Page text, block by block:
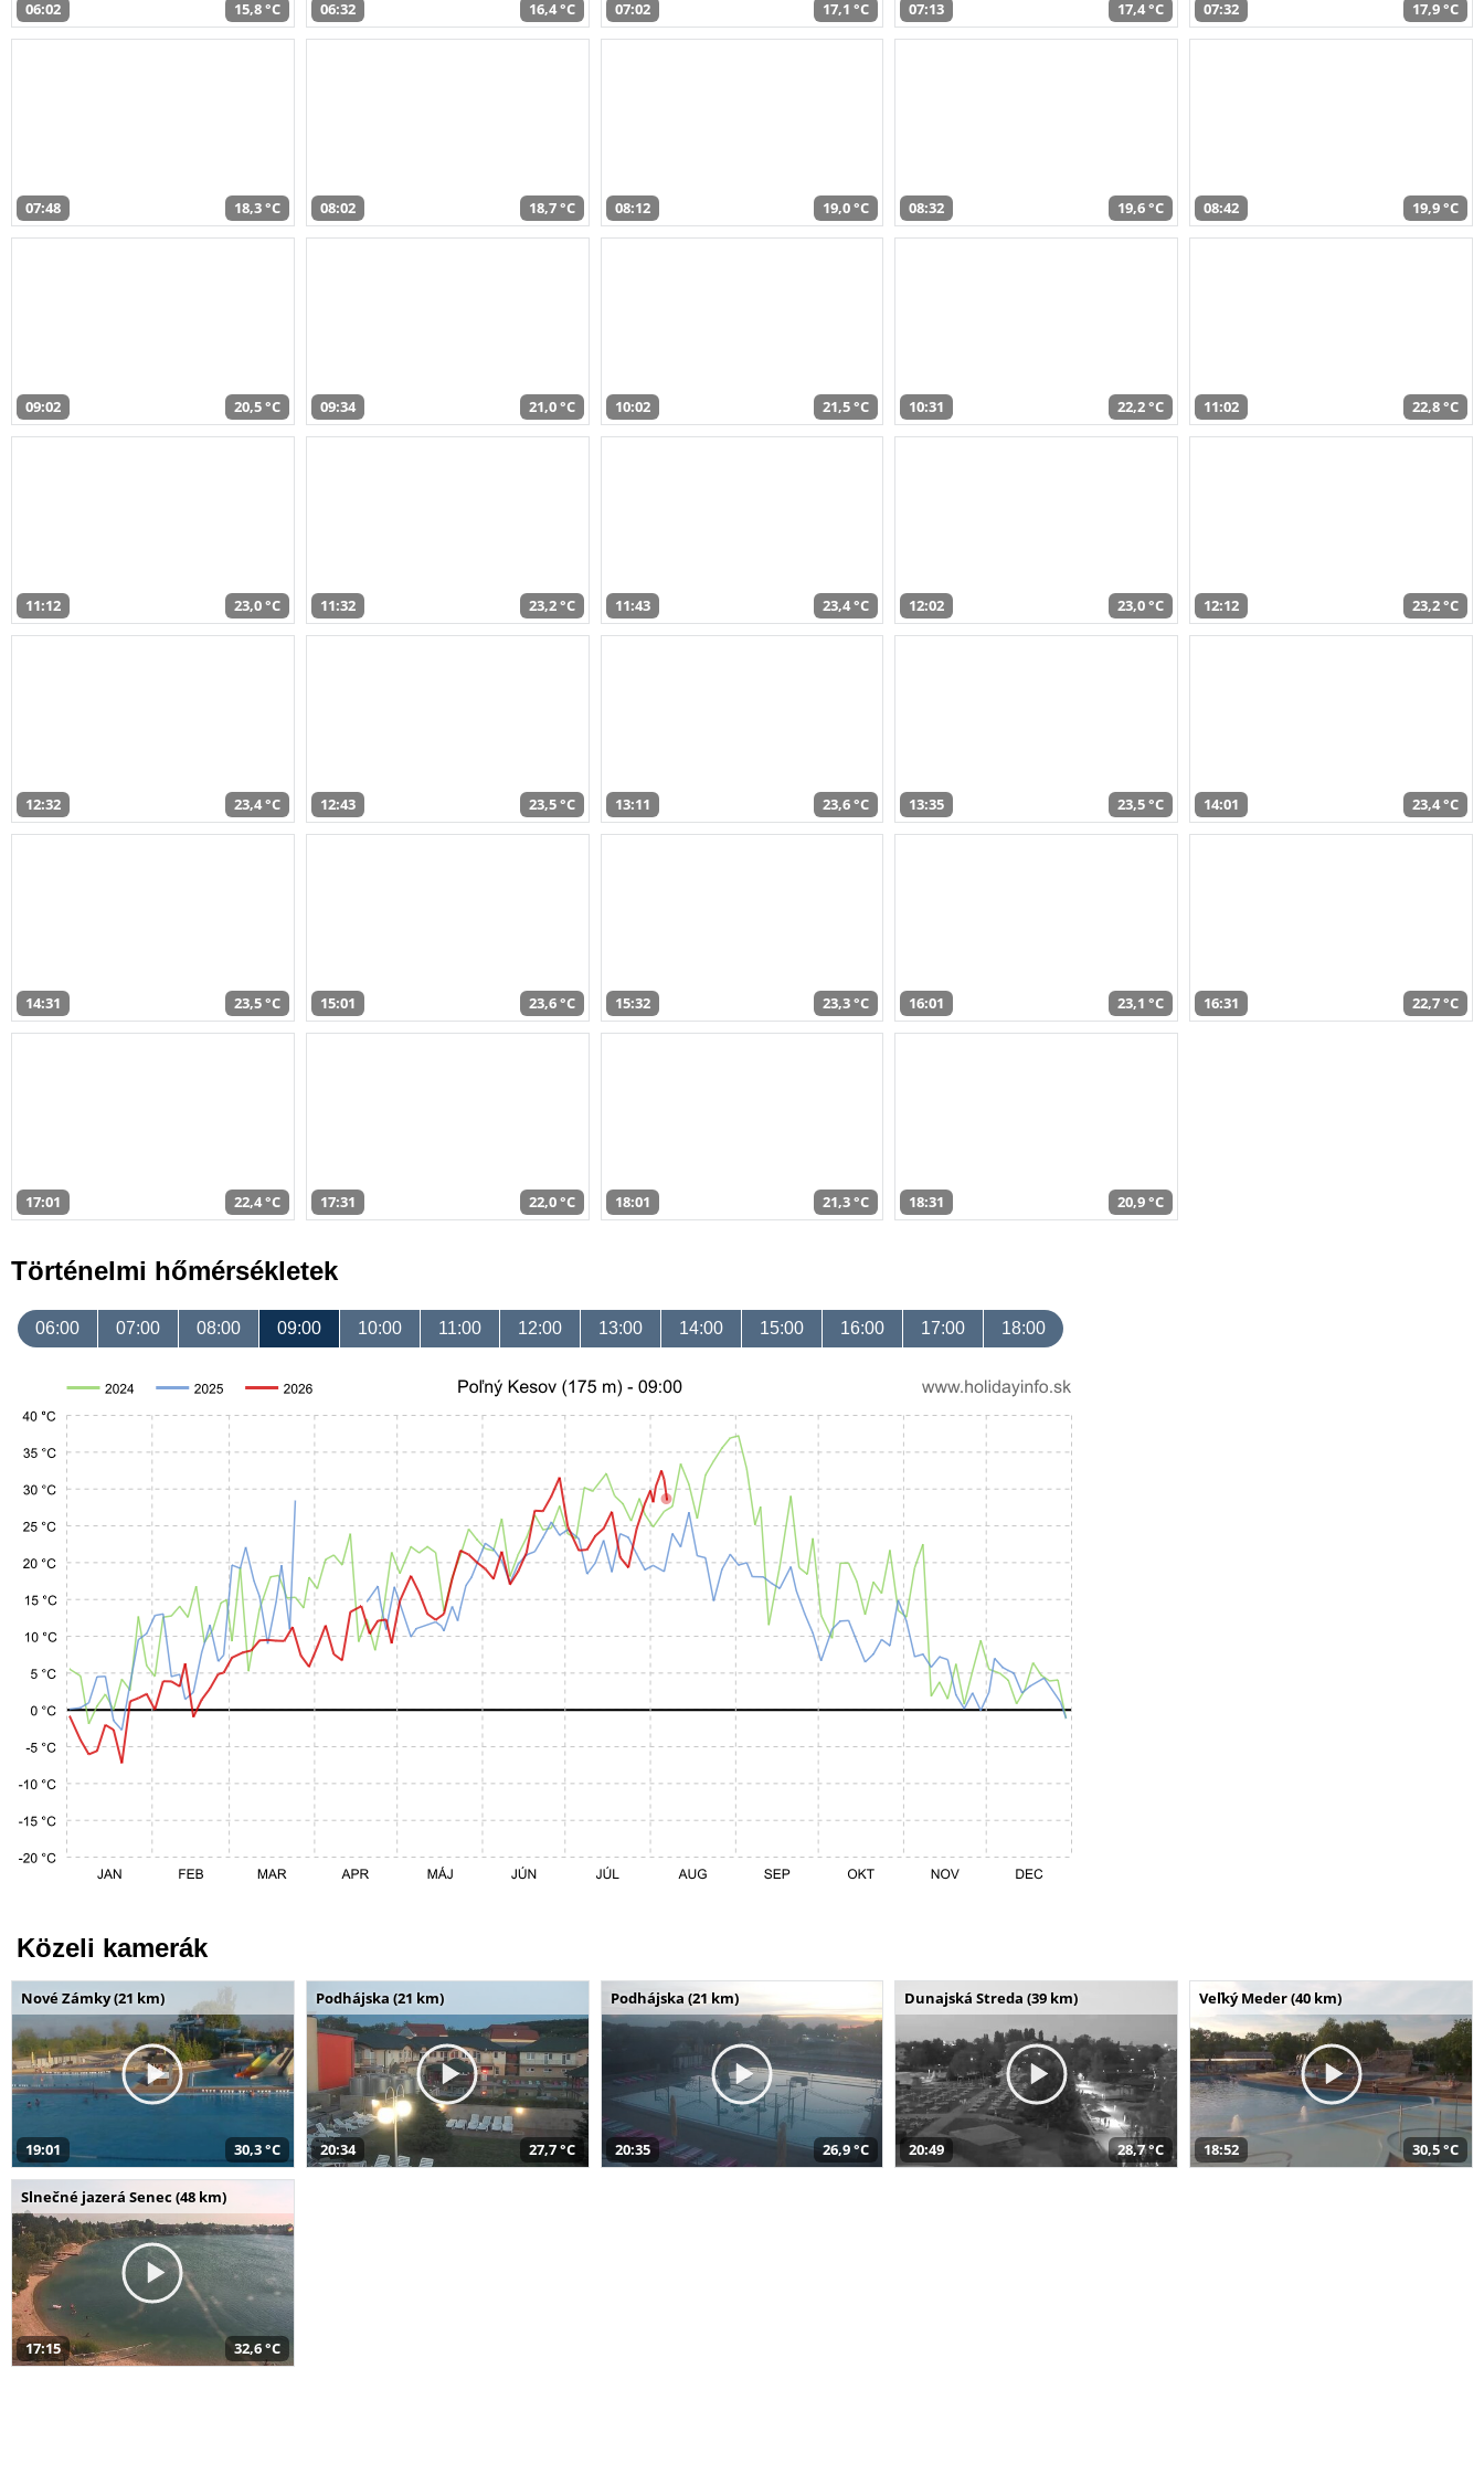
06:02 15,8 °C 06:32 16,4 °C 07:02 17,1 °C 07:13 17,4 °C 07:32 17,9 °C
07:48 18,3 °C 08:02 18,7 °C 08:12 19,0 °C 08:32 19,6 °C 08:42 19,9 °C
09:02 20,5 °C 09:34 21,0 °C 10:02 21,5 °C 10:31 22,2 °C 11:02 22,8 °C
11:12 23,0 °C 11:32 23,2 °C 11:43 23,4 °C 12:02 23,0 °C 12:12 23,2 °C
12:32 23,4 °C 12:43 23,5 °C 13:11 23,6 °C 13:35 23,5 °C 14:01 23,4 °C
14:31 23,5 °C 15:01 23,6 °C 15:32 23,3 °C 16:01 23,1 °C 16:31 22,7 °C
17:01 22,4 °C 17:31 22,0 °C 18:01 21,3 °C 18:31 20,9 °C
Történelmi hőmérsékletek
06:00 07:00 08:00 09:00 10:00 11:00 12:00 13:00 14:00 15:00 16:00 17:00 18:00
Közeli kamerák
Nové Zámky (21 km)
19:01 30,3 °C
Podhájska (21 km)
20:34 27,7 °C
Podhájska (21 km)
20:35 26,9 °C
Dunajská Streda (39 km)
20:49 28,7 °C
Veľký Meder (40 km)
18:52 30,5 °C
Slnečné jazerá Senec (48 km)
17:15 32,6 °C